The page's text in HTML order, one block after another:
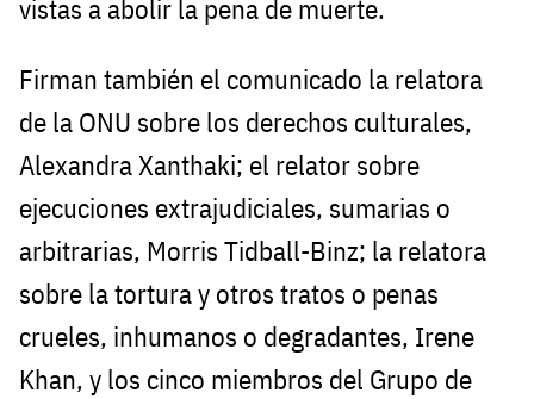
vistas a abolir la pena de muerte.
Firman también el comunicado la relatora
de la ONU sobre los derechos culturales,
Alexandra Xanthaki; el relator sobre
ejecuciones extrajudiciales, sumarias o
arbitrarias, Morris Tidball-Binz; la relatora
sobre la tortura y otros tratos o penas
crueles, inhumanos o degradantes, Irene
Khan, y los cinco miembros del Grupo de